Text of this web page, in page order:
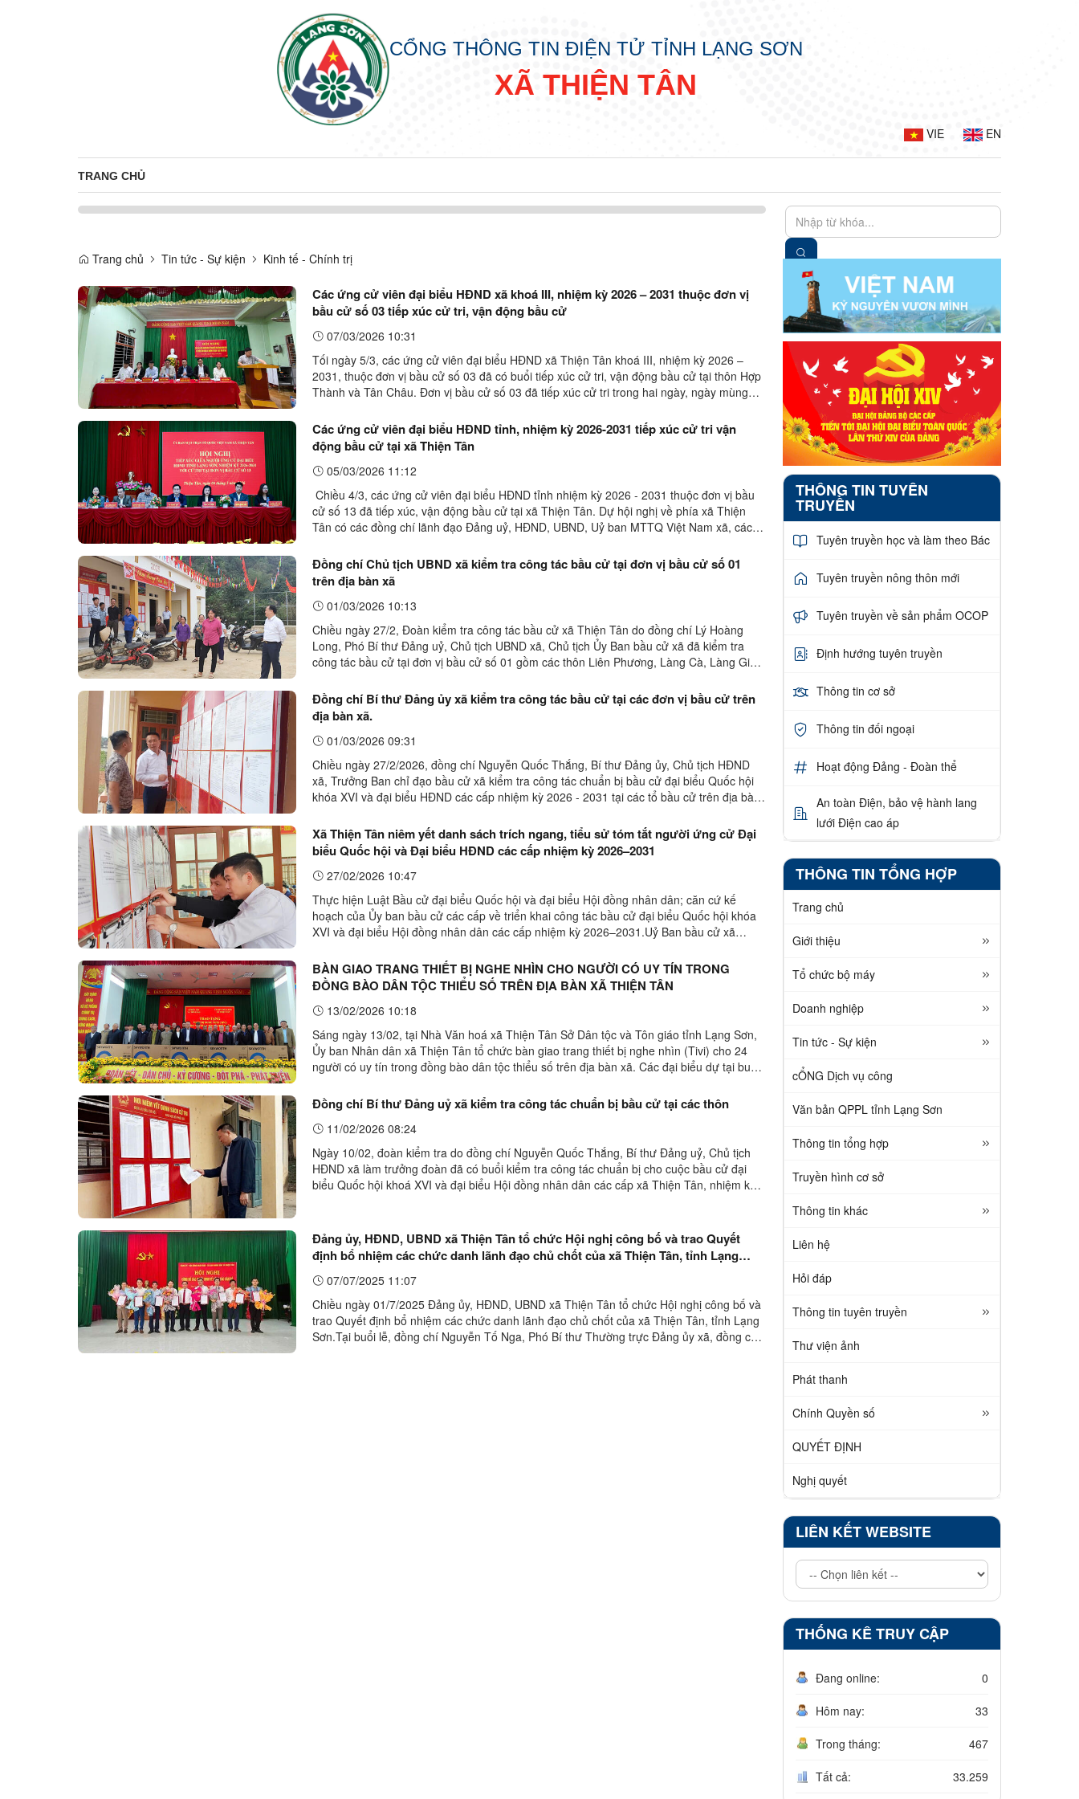
CỔNG THÔNG TIN ĐIỆN TỬ TỈNH LẠNG SƠN
XÃ THIỆN TÂN
VIE EN
TRANG CHỦ
Trang chủ Tin tức - Sự kiện Kinh tế - Chính trị
Các ứng cử viên đại biểu HĐND xã khoá III, nhiệm kỳ 2026 – 2031 thuộc đơn vị
bầu cử số 03 tiếp xúc cử tri, vận động bầu cử
07/03/2026 10:31
Tối ngày 5/3, các ứng cử viên đại biểu HĐND xã Thiện Tân khoá III, nhiệm kỳ 2026 –
2031, thuộc đơn vị bầu cử số 03 đã có buổi tiếp xúc cử tri, vận động bầu cử tại thôn Hợp
Thành và Tân Châu. Đơn vị bầu cử số 03 đã tiếp xúc cử tri trong hai ngày, ngày mùng
Các ứng cử viên đại biểu HĐND tỉnh, nhiệm kỳ 2026-2031 tiếp xúc cử tri vận
động bầu cử tại xã Thiện Tân
05/03/2026 11:12
Chiều 4/3, các ứng cử viên đại biểu HĐND tỉnh nhiệm kỳ 2026 - 2031 thuộc đơn vị bầu
cử số 13 đã tiếp xúc, vận động bầu cử tại xã Thiện Tân. Dự hội nghị về phía xã Thiện
Tân có các đồng chí lãnh đạo Đảng uỷ, HĐND, UBND, Uỷ ban MTTQ Việt Nam xã, các
Đồng chí Chủ tịch UBND xã kiểm tra công tác bầu cử tại đơn vị bầu cử số 01
trên địa bàn xã
01/03/2026 10:13
Chiều ngày 27/2, Đoàn kiểm tra công tác bầu cử xã Thiện Tân do đồng chí Lý Hoàng
Long, Phó Bí thư Đảng uỷ, Chủ tịch UBND xã, Chủ tịch Ủy Ban bầu cử xã đã kiểm tra
công tác bầu cử tại đơn vị bầu cử số 01 gồm các thôn Liên Phương, Làng Cà, Làng Gia,
Đồng chí Bí thư Đảng ủy xã kiểm tra công tác bầu cử tại các đơn vị bầu cử trên
địa bàn xã.
01/03/2026 09:31
Chiều ngày 27/2/2026, đồng chí Nguyễn Quốc Thắng, Bí thư Đảng ủy, Chủ tịch HĐND
xã, Trưởng Ban chỉ đạo bầu cử xã kiểm tra công tác chuẩn bị bầu cử đại biểu Quốc hội
khóa XVI và đại biểu HĐND các cấp nhiệm kỳ 2026 - 2031 tại các tổ bầu cử trên địa bàn
Xã Thiện Tân niêm yết danh sách trích ngang, tiểu sử tóm tắt người ứng cử Đại
biểu Quốc hội và Đại biểu HĐND các cấp nhiệm kỳ 2026–2031
27/02/2026 10:47
Thực hiện Luật Bầu cử đại biểu Quốc hội và đại biểu Hội đồng nhân dân; căn cứ kế
hoạch của Ủy ban bầu cử các cấp về triển khai công tác bầu cử đại biểu Quốc hội khóa
XVI và đại biểu Hội đồng nhân dân các cấp nhiệm kỳ 2026–2031.Uỷ Ban bầu cử xã
BÀN GIAO TRANG THIẾT BỊ NGHE NHÌN CHO NGƯỜI CÓ UY TÍN TRONG
ĐỒNG BÀO DÂN TỘC THIỂU SỐ TRÊN ĐỊA BÀN XÃ THIỆN TÂN
13/02/2026 10:18
Sáng ngày 13/02, tại Nhà Văn hoá xã Thiện Tân Sở Dân tộc và Tôn giáo tỉnh Lạng Sơn,
Ủy ban Nhân dân xã Thiện Tân tổ chức bàn giao trang thiết bị nghe nhìn (Tivi) cho 24
người có uy tín trong đồng bào dân tộc thiểu số trên địa bàn xã. Các đại biểu dự tại buổi
Đồng chí Bí thư Đảng uỷ xã kiểm tra công tác chuẩn bị bầu cử tại các thôn
11/02/2026 08:24
Ngày 10/02, đoàn kiểm tra do đồng chí Nguyễn Quốc Thắng, Bí thư Đảng uỷ, Chủ tịch
HĐND xã làm trưởng đoàn đã có buổi kiểm tra công tác chuẩn bị cho cuộc bầu cử đại
biểu Quốc hội khoá XVI và đại biểu Hội đồng nhân dân các cấp xã Thiện Tân, nhiệm kỳ
Đảng ủy, HĐND, UBND xã Thiện Tân tổ chức Hội nghị công bố và trao Quyết
định bổ nhiệm các chức danh lãnh đạo chủ chốt của xã Thiện Tân, tỉnh Lạng
Sơn.07/07/2025 11:07
Chiều ngày 01/7/2025 Đảng ủy, HĐND, UBND xã Thiện Tân tổ chức Hội nghị công bố và
trao Quyết định bổ nhiệm các chức danh lãnh đạo chủ chốt của xã Thiện Tân, tỉnh Lạng
Sơn.Tại buổi lễ, đồng chí Nguyễn Tố Nga, Phó Bí thư Thường trực Đảng ủy xã, đồng chí
THÔNG TIN TUYÊN
TRUYỀN
Tuyên truyền học và làm theo Bác
Tuyên truyền nông thôn mới
Tuyên truyền về sản phẩm OCOP
Định hướng tuyên truyền
Thông tin cơ sở
Thông tin đối ngoại
Hoạt động Đảng - Đoàn thể
An toàn Điện, bảo vệ hành lang
lưới Điện cao áp
THÔNG TIN TỔNG HỢP
Trang chủ
Giới thiệu
Tổ chức bộ máy
Doanh nghiệp
Tin tức - Sự kiện
cỔNG Dịch vụ công
Văn bản QPPL tỉnh Lạng Sơn
Thông tin tổng hợp
Truyền hình cơ sở
Thông tin khác
Liên hệ
Hỏi đáp
Thông tin tuyên truyền
Thư viện ảnh
Phát thanh
Chính Quyền số
QUYẾT ĐỊNH
Nghị quyết
LIÊN KẾT WEBSITE
THỐNG KÊ TRUY CẬP
Đang online: 0
Hôm nay: 33
Trong tháng: 467
Tất cả: 33.259